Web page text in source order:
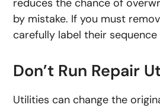
reduces the chance of
by mistake. If you must
carefully label their
Don’t Run Repair
Utilities can change the